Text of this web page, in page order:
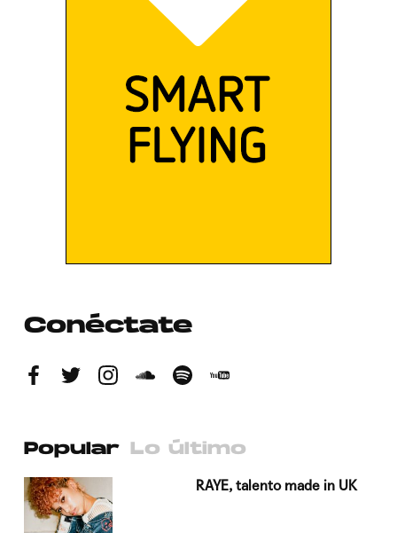
Conéctate
Popular Lo último
RAYE, talento made in UK